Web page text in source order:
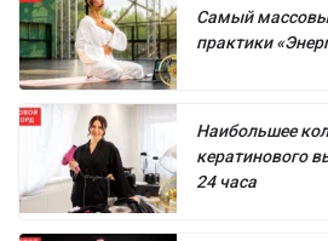
Самый
практики
Наибольшее
кератинового
24 часа